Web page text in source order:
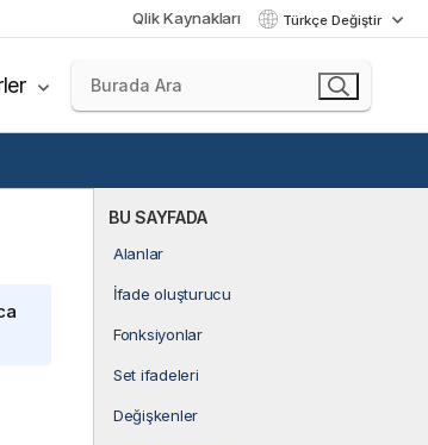
Qlik Kaynakları Türkçe Değiştir
BU SAYFADA
Alanlar
İfade oluşturucu
Fonksiyonlar
Set ifadeleri
Değişkenler